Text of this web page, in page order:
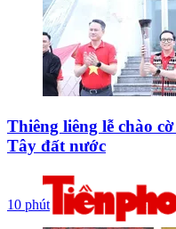
Thiêng liêng lễ chào
Tây đất nước
10 phút